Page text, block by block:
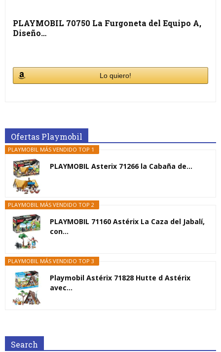
PLAYMOBIL 70750 La Furgoneta del Equipo A,
Diseño…
Lo quiero!
Ofertas Playmobil
PLAYMOBIL MÁS VENDIDO TOP 1
PLAYMOBIL Asterix 71266 la Cabaña de...
PLAYMOBIL MÁS VENDIDO TOP 2
PLAYMOBIL 71160 Astérix La Caza del Jabalí,
con...
PLAYMOBIL MÁS VENDIDO TOP 3
Playmobil Astérix 71828 Hutte d Astérix
avec...
Search